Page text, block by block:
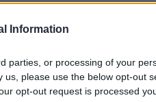
Information
parties, or processing of your
please use the below opt-out
opt-out request is processed
ad a